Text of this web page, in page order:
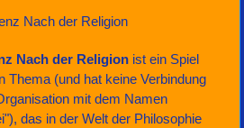
Nach der Religion ist ein Spiel
Thema (und hat keine Verbindung
mit dem Namen
das in der Welt der Philosophie